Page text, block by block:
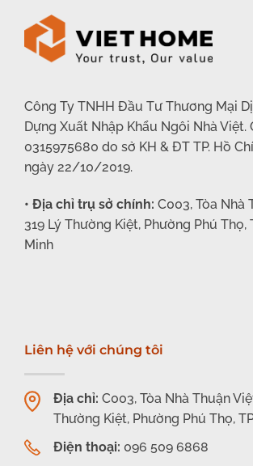
Công Ty TNHH Đầu Tư Thương Mại
Dựng Xuất Nhập Khẩu Ngôi Nhà Việt.
0315975680 do sở KH & ĐT TP. Hồ
ngày 22/10/2019.
• Địa chỉ trụ sở chính: C003, Tòa Nhà
319 Lý Thường Kiệt, Phường Phú Thọ,
Minh
Liên hệ với chúng tôi
Địa chỉ: C003, Tòa Nhà Thuận
Thường Kiệt, Phường Phú Thọ,
Điện thoại: 096 509 6868